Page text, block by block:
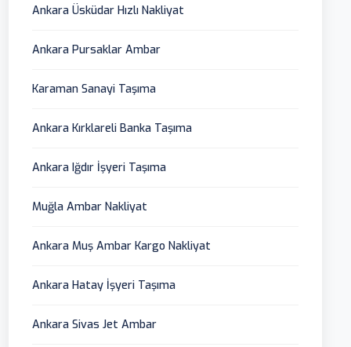
Ankara Üsküdar Hızlı Nakliyat
Ankara Pursaklar Ambar
Karaman Sanayi Taşıma
Ankara Kırklareli Banka Taşıma
Ankara Iğdır İşyeri Taşıma
Muğla Ambar Nakliyat
Ankara Muş Ambar Kargo Nakliyat
Ankara Hatay İşyeri Taşıma
Ankara Sivas Jet Ambar